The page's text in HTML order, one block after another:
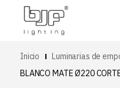
Inicio Luminarias de
BLANCO MATE Ø220